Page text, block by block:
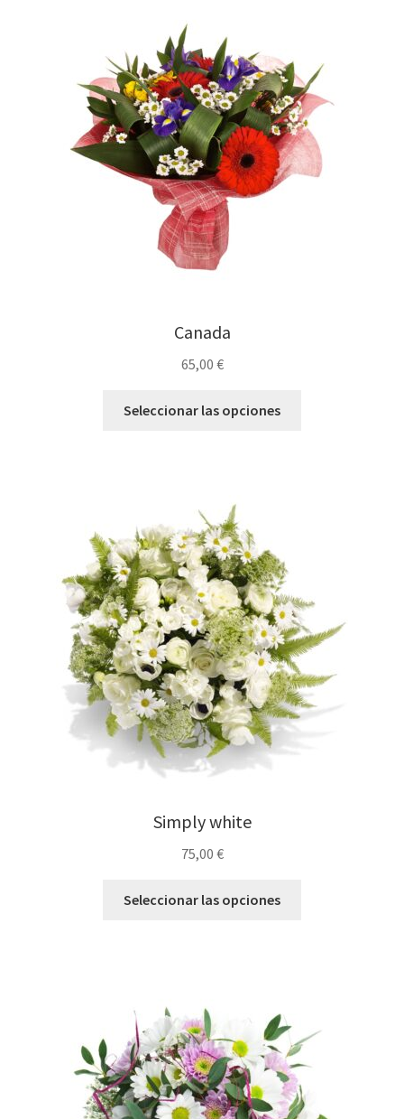
Canada
65,00 €
Seleccionar las opciones
Simply white
75,00 €
Seleccionar las opciones